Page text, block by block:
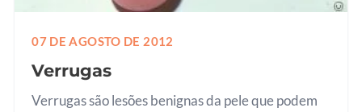
07 DE AGOSTO DE 2012
Verrugas
Verrugas são lesões benignas da pele que podem